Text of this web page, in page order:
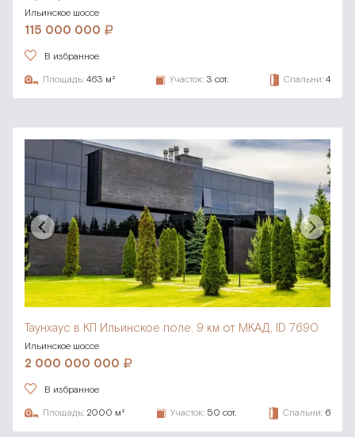
Ильинское шоссе
115 000 000
В избранное
Площадь: 463 м² Участок: 3 сот. Спальни: 4
Таунхаус в КП Ильинское поле, 9 км от МКАД, ID 7690
Ильинское шоссе
2 000 000 000
В избранное
Площадь: 2000 м² Участок: 50 сот. Спальни: 6